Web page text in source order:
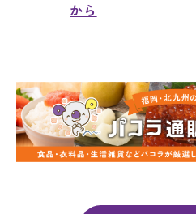
から